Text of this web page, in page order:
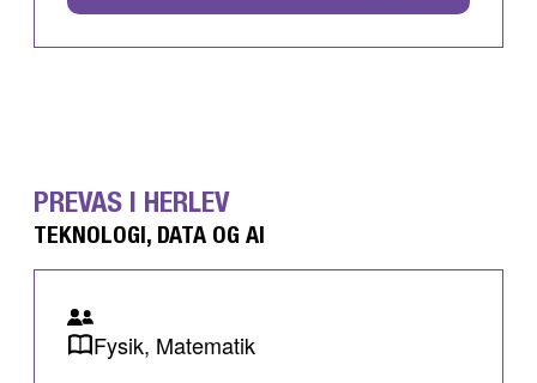
PREVAS I HERLEV
TEKNOLOGI, DATA OG AI
Fysik, Matematik